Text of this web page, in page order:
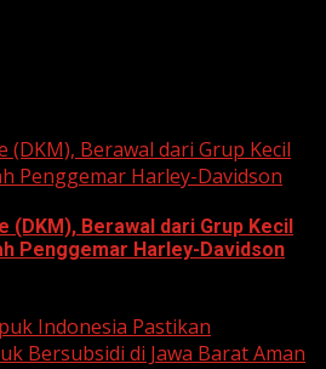
Berawal dari Grup Kecil
Penggemar Harley-Davidson
(DKM), Berawal dari Grup Kecil
Penggemar Harley-Davidson
Indonesia Pastikan
Bersubsidi di Jawa Barat Aman